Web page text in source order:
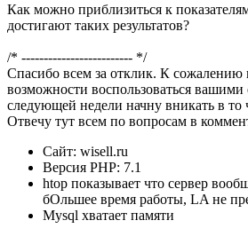
Как можно приблизиться к
достигают таких результатов?
/* ------------------------- */
Спасибо всем за отклик. К
возможности воспользоваться вашими
следующей недели начну вникать в то
Отвечу тут всем по вопросам в
Сайт: wisell.ru
Версия PHP: 7.1
htop показывает что сервер
бОльшее время работы, LA не
Mysql хватает памяти